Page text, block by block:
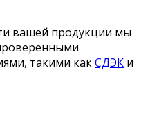
вашей продукции мы
такими какСДЭК и